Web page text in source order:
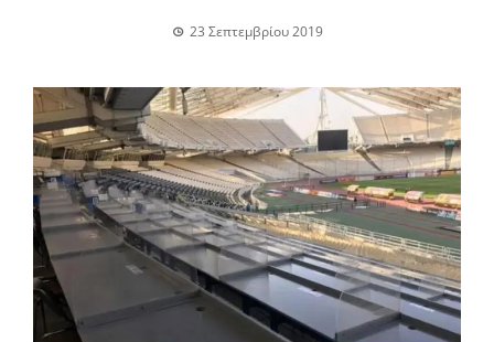
23 Σεπτεμβρίου 2019